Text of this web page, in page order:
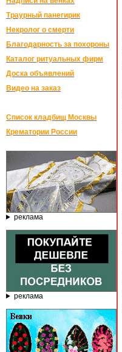
Траурный панегирик
Некролог о смерти
Благодарность за похороны
Каталог ритуальных фирм
Доска объявлений
Видео на заказ
Список кладбищ Москвы
Крематории России
реклама
реклама